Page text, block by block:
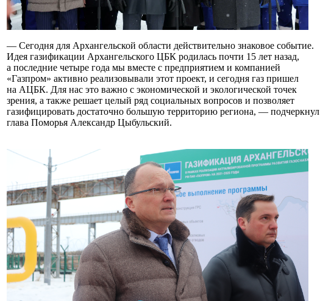
— Сегодня для Архангельской области действительно знаковое событие.
Идея газификации Архангельского ЦБК родилась почти 15 лет назад,
а последние четыре года мы вместе с предприятием и компанией
«Газпром» активно реализовывали этот проект, и сегодня газ пришел
на АЦБК. Для нас это важно с экономической и экологической точек
зрения, а также решает целый ряд социальных вопросов и позволяет
газифицировать достаточно большую территорию региона, — подчеркнул
глава Поморья Александр Цыбульский.